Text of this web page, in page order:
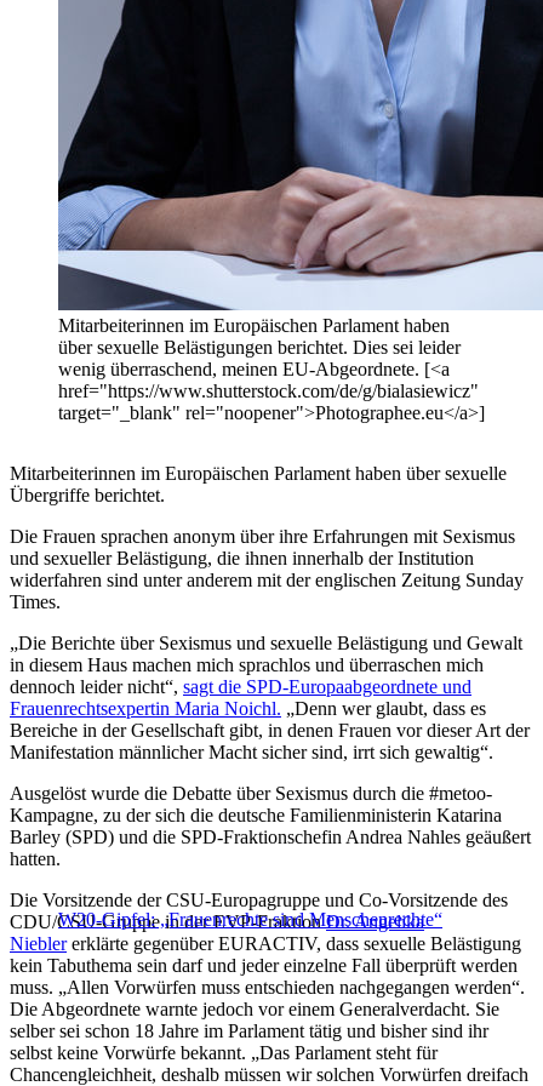
Mitarbeiterinnen im Europäischen Parlament haben
über sexuelle Belästigungen berichtet. Dies sei leider
wenig überraschend, meinen EU-Abgeordnete. [<a
href="https://www.shutterstock.com/de/g/bialasiewicz"
target="_blank" rel="noopener">Photographee.eu</a>]
Mitarbeiterinnen im Europäischen Parlament haben über sexuelle
Übergriffe berichtet.
Die Frauen sprachen anonym über ihre Erfahrungen mit Sexismus
und sexueller Belästigung, die ihnen innerhalb der Institution
widerfahren sind unter anderem mit der englischen Zeitung Sunday
Times.
„Die Berichte über Sexismus und sexuelle Belästigung und Gewalt
in diesem Haus machen mich sprachlos und überraschen mich
dennoch leider nicht“, sagt die SPD-Europaabgeordnete und
Frauenrechtsexpertin Maria Noichl. „Denn wer glaubt, dass es
Bereiche in der Gesellschaft gibt, in denen Frauen vor dieser Art der
Manifestation männlicher Macht sicher sind, irrt sich gewaltig“.
Ausgelöst wurde die Debatte über Sexismus durch die #metoo-
Kampagne, zu der sich die deutsche Familienministerin Katarina
Barley (SPD) und die SPD-Fraktionschefin Andrea Nahles geäußert
hatten.
W20-Gipfel: „Frauenrechte sind Menschenrechte“
Die Vorsitzende der CSU-Europagruppe und Co-Vorsitzende des
CDU/CSU-Gruppe in der EVP-FraktionDr. Angelika
Nieblererklärte gegenüber EURACTIV, dass sexuelle Belästigung
kein Tabuthema sein darf und jeder einzelne Fall überprüft werden
muss. „Allen Vorwürfen muss entschieden nachgegangen werden“.
Die Abgeordnete warnte jedoch vor einem Generalverdacht. Sie
selber sei schon 18 Jahre im Parlament tätig und bisher sind ihr
selbst keine Vorwürfe bekannt. „Das Parlament steht für
Chancengleichheit, deshalb müssen wir solchen Vorwürfen dreifach